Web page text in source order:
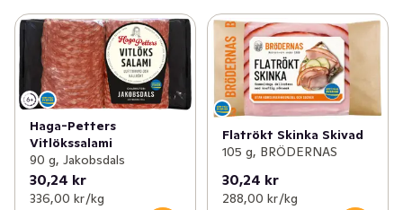
Haga-Petters
Vitlökssalami
90 g, Jakobsdals
30,24 kr
336,00 kr /kg
Flatrökt Skinka Skivad
105 g, BRÖDERNAS
30,24 kr
288,00 kr /kg